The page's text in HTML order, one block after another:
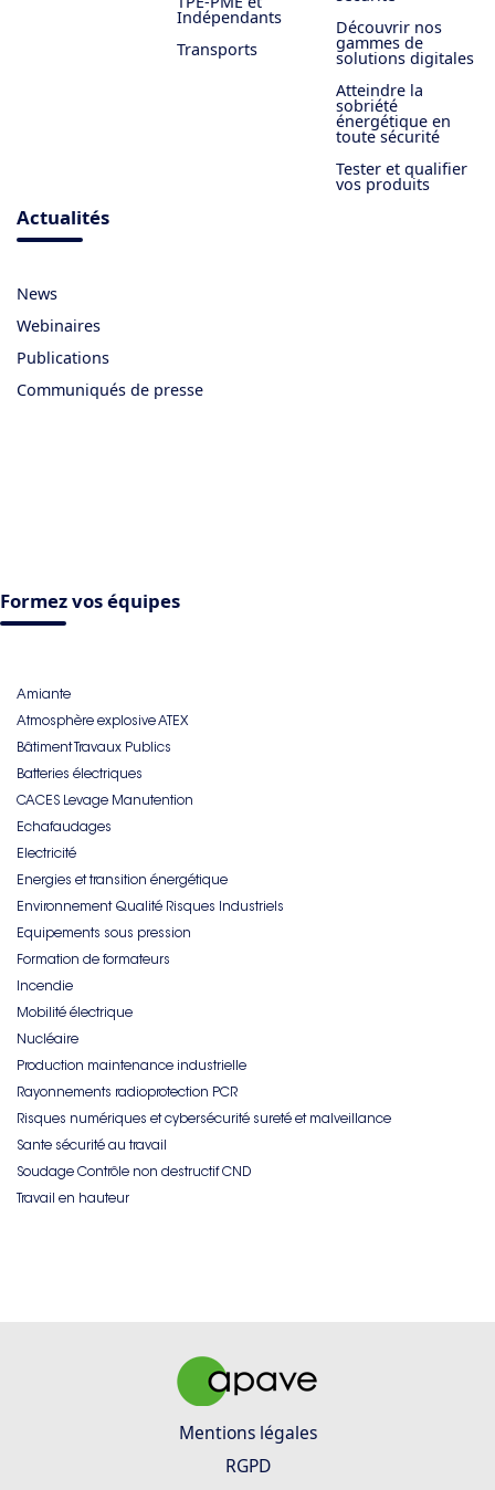
Indépendants
Transports
Découvrir nos
gammes de
solutions digitales
Atteindre la
sobriété
énergétique en
toute sécurité
Tester et qualifier
vos produits
Actualités
News
Webinaires
Publications
Communiqués de presse
Formez vos équipes
Amiante
Atmosphère explosive ATEX
Bâtiment Travaux Publics
Batteries électriques
CACES Levage Manutention
Echafaudages
Electricité
Energies et transition énergétique
Environnement Qualité Risques Industriels
Equipements sous pression
Formation de formateurs
Incendie
Mobilité électrique
Nucléaire
Production maintenance industrielle
Rayonnements radioprotection PCR
Risques numériques et cybersécurité sureté et malveillance
Sante sécurité au travail
Soudage Contrôle non destructif CND
Travail en hauteur
Mentions légales
RGPD